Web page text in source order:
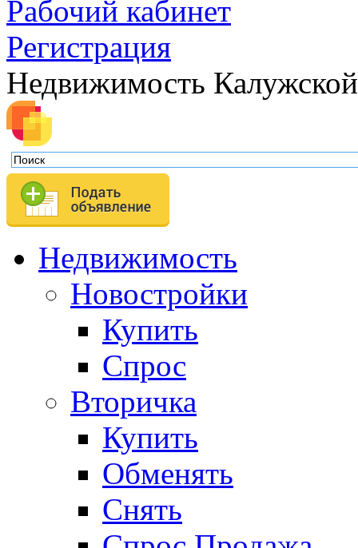
Рабочий кабинет
Регистрация
Недвижимость
Недвижимость
Новостройки
Купить
Спрос
Вторичка
Купить
Обменять
Снять